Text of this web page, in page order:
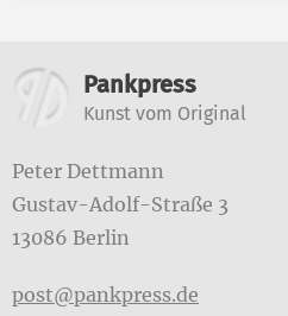
Weitere Informationen
Pankpress
Kunst vom Original
Peter Dettmann
Gustav-Adolf-Straße 3
13086 Berlin
post@pankpress.de